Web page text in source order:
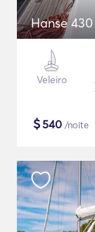
Hanse
Veleiro
$540 /noite